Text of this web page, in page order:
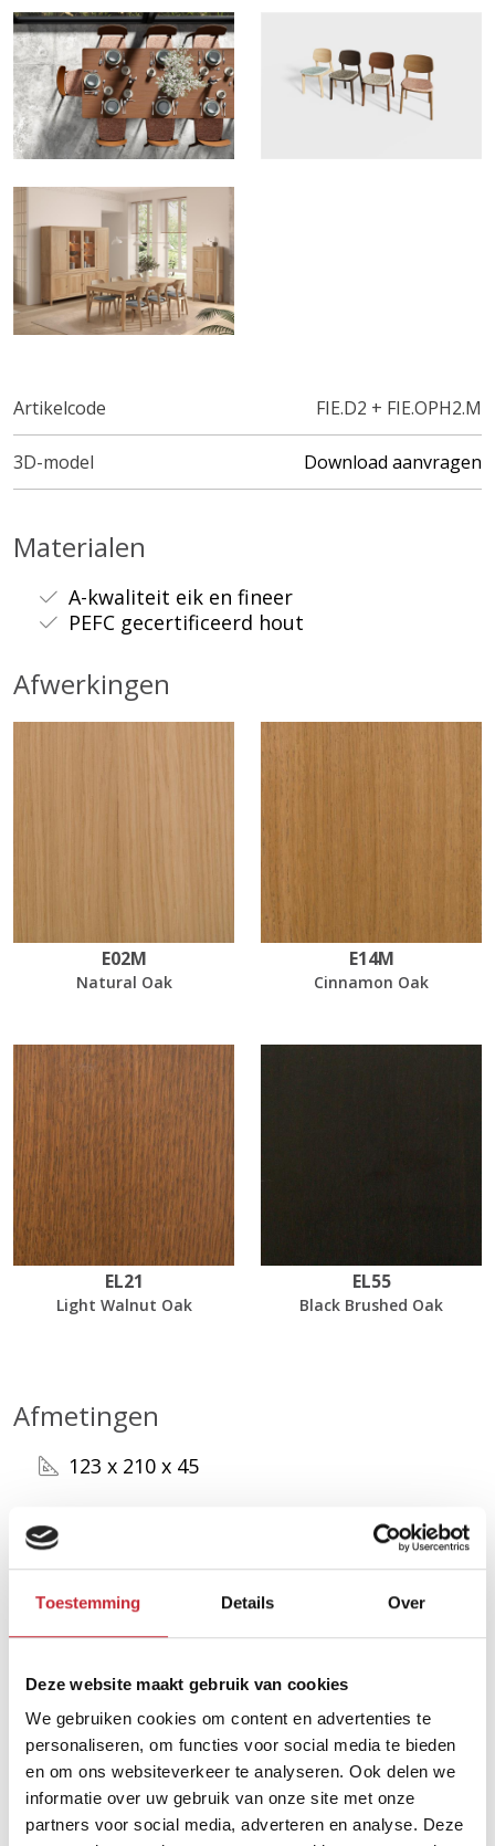
Toestemming Details Over
Deze website maakt gebruik van cookies
We gebruiken cookies om content en advertenties te
personaliseren, om functies voor social media te bieden
en om ons websiteverkeer te analyseren. Ook delen we
informatie over uw gebruik van onze site met onze
partners voor social media, adverteren en analyse. Deze
Artikelcode FIE.D2 + FIE.OPH2.M
3D-model Download aanvragen
Materialen
A-kwaliteit eik en fineer
PEFC gecertificeerd hout
Afwerkingen
E02M
Natural Oak
E14M
Cinnamon Oak
EL21
Light Walnut Oak
EL55
Black Brushed Oak
Afmetingen
123 x 210 x 45
Zoek uw dichtsbijzijnde
dealer in ons netwerk
Vind een dealer